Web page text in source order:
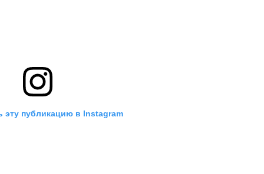
эту публикацию в Instagram